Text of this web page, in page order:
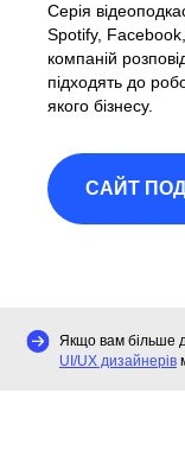
Серія
Spotify,
компаній
підходять до
якого бізнесу.
САЙТ
Якщо вам більше
UI/UX дизайнерів